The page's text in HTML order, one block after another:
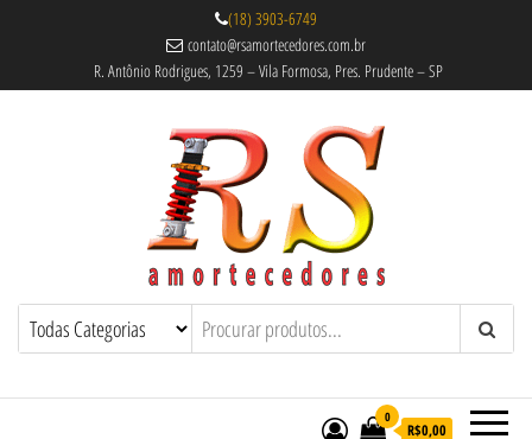
(18) 3903-6749
contato@rsamortecedores.com.br
R. Antônio Rodrigues, 1259 – Vila Formosa, Pres. Prudente – SP
Rs Amortecedores Recondicionados –
Suspensão e Molas
Amortecedores Recondicionados de
qualidade reconhecida.
0
R$0,00